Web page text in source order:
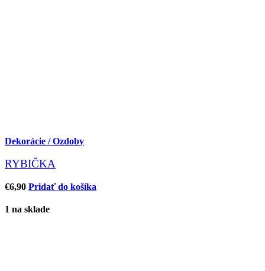
Dekorácie / Ozdoby
RYBIČKA
€6,90 Pridať do košíka
1 na sklade